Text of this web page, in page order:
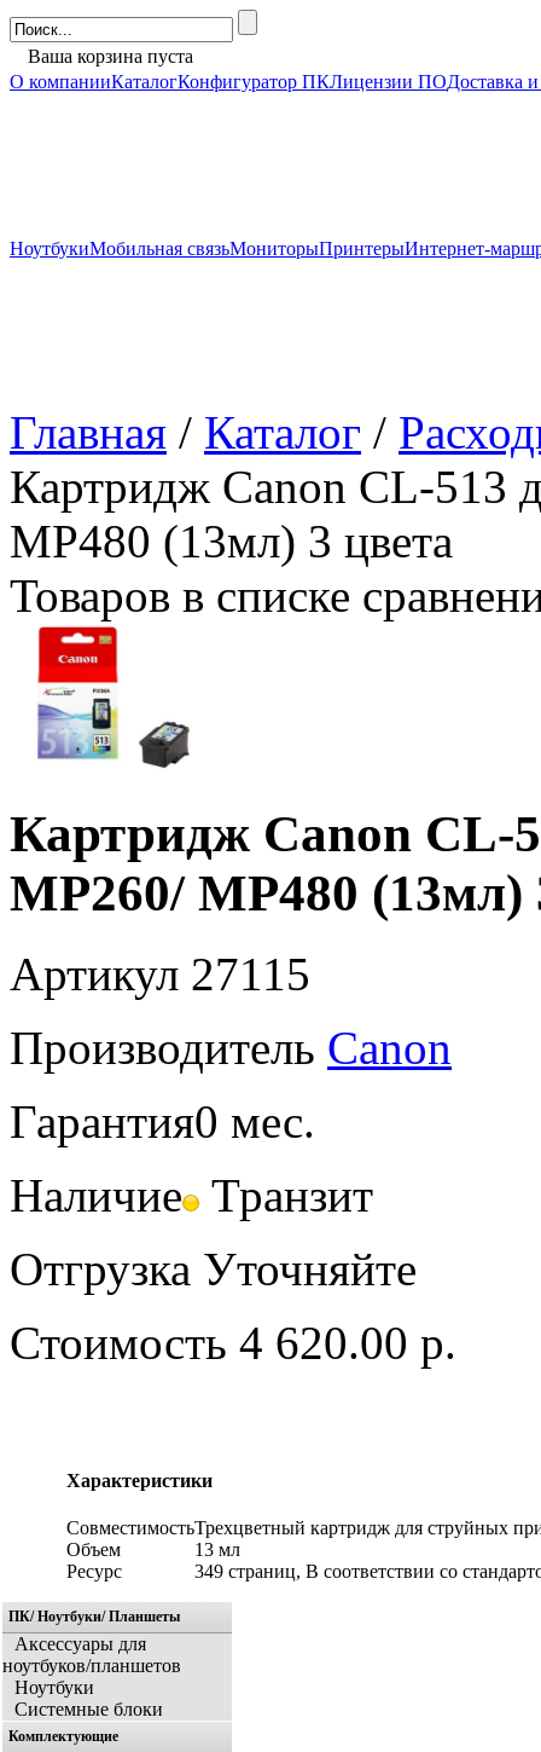
Ваша корзина пуста
О компанииКаталогКонфигуратор ПКЛицензии ПОДоставка
НоутбукиМобильная связьМониторыПринтерыИнтернет-
Главная / Каталог /
Картридж Canon CL-513
MP480 (13мл) 3 цвета
Товаров в списке
Картридж Canon CL-
MP260/ MP480 (13мл)
Артикул 27115
Производитель Canon
Гарантия0 мес.
Наличие Транзит
Отгрузка Уточняйте
Стоимость 4 620.00 р.
Характеристики
СовместимостьТрехцветный картридж для струйных
Объем
13 мл
Ресурс
349 страниц, В соответствии со
ПК/ Ноутбуки/ Планшеты
Аксессуары для
ноутбуков/планшетов
Ноутбуки
Системные блоки
Комплектующие